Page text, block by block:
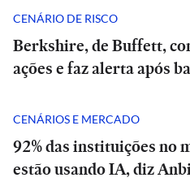
CENÁRIO DE RISCO
Berkshire, de Buffett,
ações e faz alerta após
CENÁRIOS E MERCADO
92% das instituições no
estão usando IA, diz